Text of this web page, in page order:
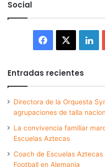
Social
Facebook
Entradas recientes
Directora de la Orquesta
agrupaciones de talla
La convivencia familiar
Escuelas Aztecas
Coach de Escuelas
Football en Alemania